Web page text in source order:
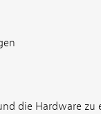
die Hardware zu